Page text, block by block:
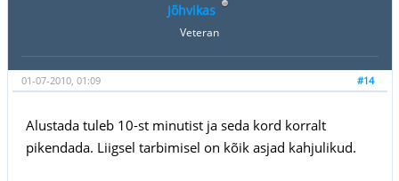
Jõhvikas
Veteran
#14
01-07-2010, 01:09
Alustada tuleb 10-st minutist ja seda kord korralt
pikendada. Liigsel tarbimisel on kõik asjad kahjulikud.